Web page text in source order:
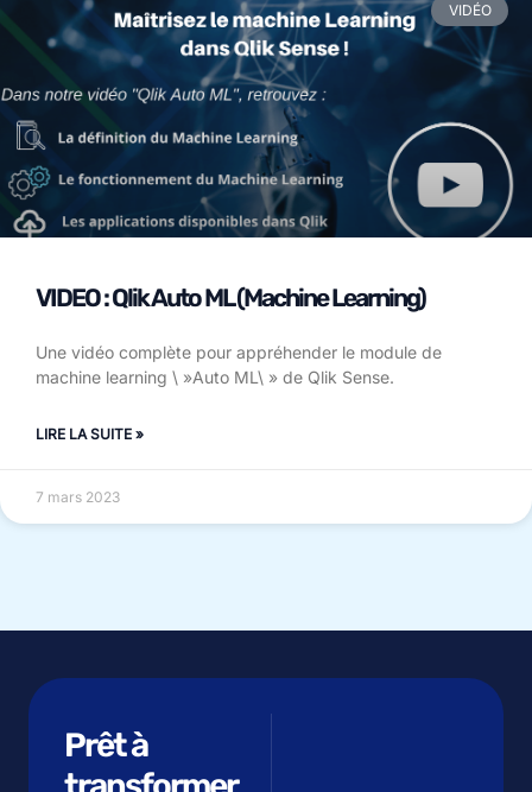
VIDÉO
VIDEO : Qlik Auto ML (Machine Learning)
Une vidéo complète pour appréhender le module de
machine learning \ »Auto ML\ » de Qlik Sense.
LIRE LA SUITE »
7 mars 2023
Prêt à